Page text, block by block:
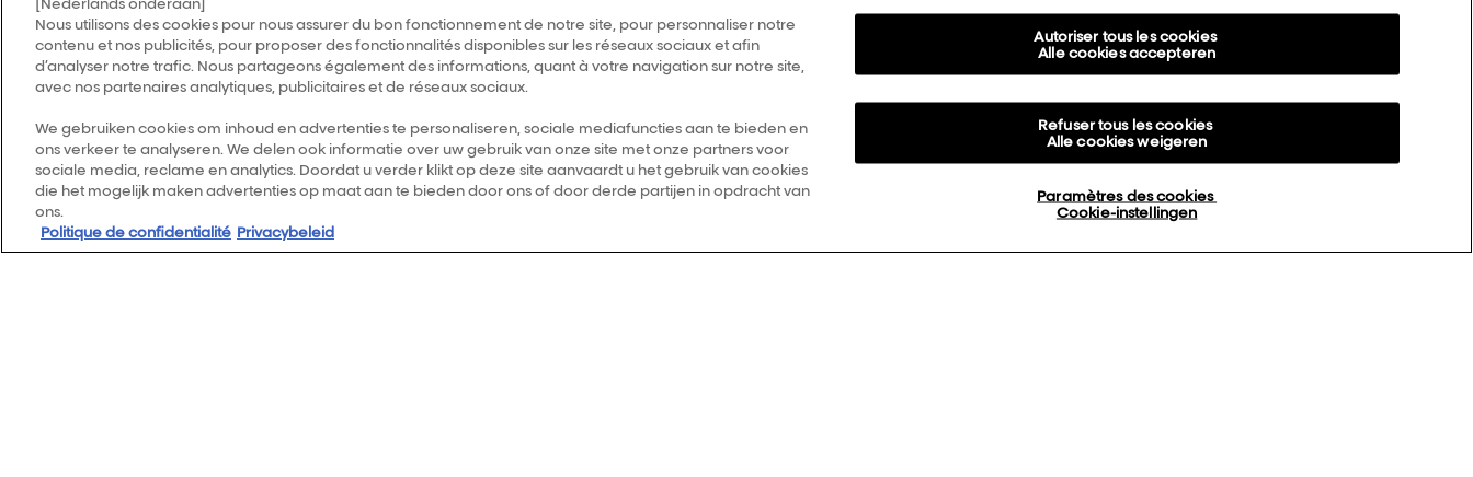
Nous utilisons des cookies pour nous assurer du bon fonctionnement de notre site, pour personnaliser notre
contenu et nos publicités, pour proposer des fonctionnalités disponibles sur les réseaux sociaux et afin
d’analyser notre trafic. Nous partageons également des informations, quant à votre navigation sur notre site,
avec nos partenaires analytiques, publicitaires et de réseaux sociaux.
We gebruiken cookies om inhoud en advertenties te personaliseren, sociale mediafuncties aan te bieden en
ons verkeer te analyseren. We delen ook informatie over uw gebruik van onze site met onze partners voor
sociale media, reclame en analytics. Doordat u verder klikt op deze site aanvaardt u het gebruik van cookies
die het mogelijk maken advertenties op maat aan te bieden door ons of door derde partijen in opdracht van
ons.
Politique de confidentialité Privacybeleid
Paramètres des cookies
Cookie-instellingen
Refuser tous les cookies
Alle cookies weigeren
Autoriser tous les cookies
Alle cookies accepteren